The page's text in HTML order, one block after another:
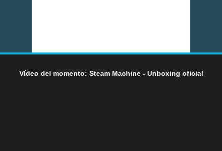
Vídeo del momento: Steam Machine - Unboxing oficial